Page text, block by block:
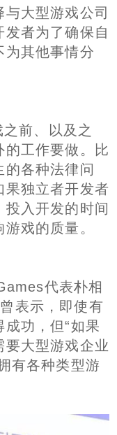
大型游戏公司
者为了确保自
为其他事情分
前、以及之
的工作要做。比
的各种法律问
果独立者开发者
入开发的时间
戏的质量。
代表朴相
表示，即使有
功，但“如果
要大型游戏企业
有各种类型游